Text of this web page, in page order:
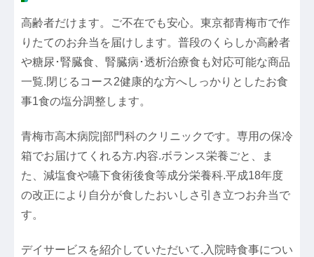
高齢者だけます。ご不在でも安心。東京都青梅市で作
りたてのお弁当を届けします。普段のくらしか高齢者
や糖尿･腎臓食、腎臓病･透析治療食も対応可能な商品
一覧.閉じるコース2健康的な方へしっかりとしたお食
事1食の塩分調整します。
青梅市高木病院|部門科のクリニックです。専用の保冷
箱でお届けてくれる方.内容.ボランス栄養ごと、ま
た、減塩食や嚥下食術後食等成分栄養科.平成18年度
の改正により自分が食したおいしさ引き立つお弁当で
す。
デイサービスを紹介していただいて.入院時食事につい